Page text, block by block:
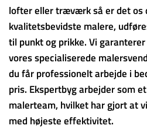
lofter eller træværk så er det os
kvalitetsbevidste malere,
til punkt og prikke. Vi
vores specialiserede
du får professionelt arbejde i
pris. Ekspertbyg arbejder som
malerteam, hvilket har gjort at
med højeste effektivitet.